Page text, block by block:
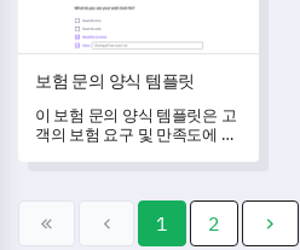
보험 문의 양식 템플릿
이 보험 문의 양식 템플릿은 고
객의 보험 요구 및 만족도에 대
1 2